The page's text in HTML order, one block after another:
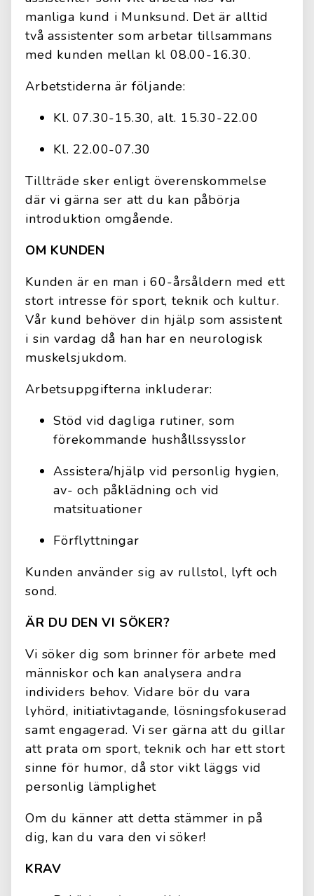
manliga kund i Munksund. Det är alltid
två assistenter som arbetar tillsammans
med kunden mellan kl 08.00-16.30.
Arbetstiderna är följande:
Kl. 07.30-15.30, alt. 15.30-22.00
Kl. 22.00-07.30
Tillträde sker enligt överenskommelse
där vi gärna ser att du kan påbörja
introduktion omgående.
OM KUNDEN
Kunden är en man i 60-årsåldern med ett
stort intresse för sport, teknik och kultur.
Vår kund behöver din hjälp som assistent
i sin vardag då han har en neurologisk
muskelsjukdom.
Arbetsuppgifterna inkluderar:
Stöd vid dagliga rutiner, som
förekommande hushållssysslor
Assistera/hjälp vid personlig hygien,
av- och påklädning och vid
matsituationer
Förflyttningar
Kunden använder sig av rullstol, lyft och
sond.
ÄR DU DEN VI SÖKER?
Vi söker dig som brinner för arbete med
människor och kan analysera andra
individers behov. Vidare bör du vara
lyhörd, initiativtagande, lösningsfokuserad
samt engagerad. Vi ser gärna att du gillar
att prata om sport, teknik och har ett stort
sinne för humor, då stor vikt läggs vid
personlig lämplighet
Om du känner att detta stämmer in på
dig, kan du vara den vi söker!
KRAV